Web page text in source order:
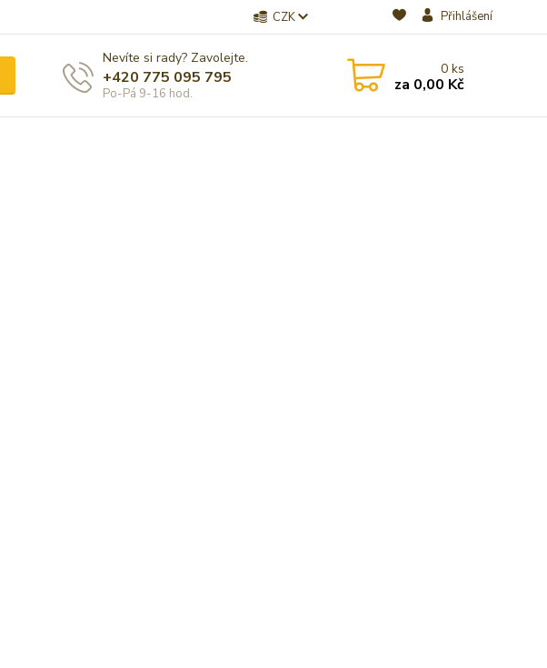
CZK Přihlášení
Nevíte si rady? Zavolejte.
+420 775 095 795
Po-Pá 9-16 hod.
0ks
za 0,00 Kč